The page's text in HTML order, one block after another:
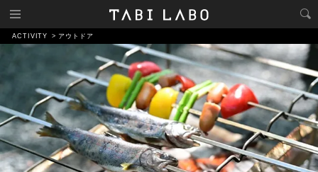
ACTIVITY アウトドア